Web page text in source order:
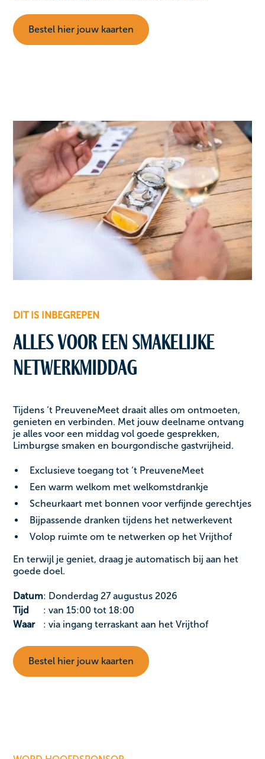
Bestel hier jouw kaarten
DIT IS INBEGREPEN
Alles voor een smakelijke
netwerkmiddag
Tijdens ‘t PreuveneMeet draait alles om ontmoeten,
genieten en verbinden. Met jouw deelname ontvang
je alles voor een middag vol goede gesprekken,
Limburgse smaken en bourgondische gastvrijheid.
Exclusieve toegang tot ‘t PreuveneMeet
Een warm welkom met welkomstdrankje
Scheurkaart met bonnen voor verfijnde gerechtjes
Bijpassende dranken tijdens het netwerkevent
Volop ruimte om te netwerken op het Vrijthof
En terwijl je geniet, draag je automatisch bij aan het
goede doel.
Datum: Donderdag 27 augustus 2026
Tijd
: van 15:00 tot 18:00
Waar
: via ingang terraskant aan het Vrijthof
Bestel hier jouw kaarten